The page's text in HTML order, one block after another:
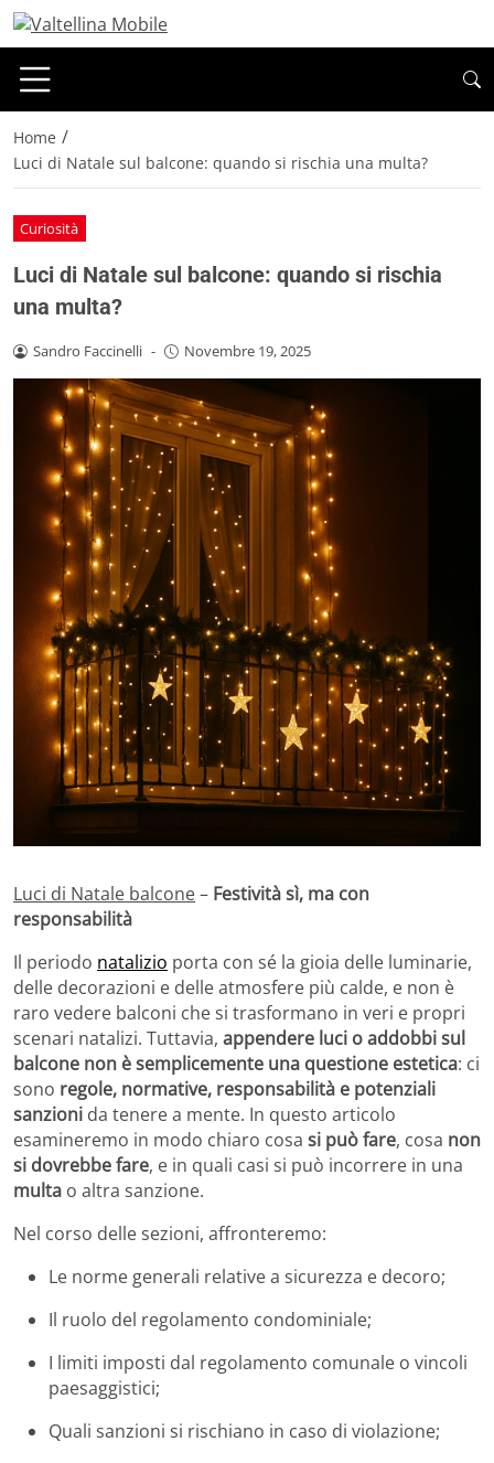
Home /
Luci di Natale sul balcone: quando si rischia una multa?
Curiosità
Luci di Natale sul balcone: quando si rischia
una multa?
Sandro Faccinelli - Novembre 19, 2025
Luci di Natale balcone– Festività sì, ma con
responsabilità
Il periodo natalizio porta con sé la gioia delle luminarie,
delle decorazioni e delle atmosfere più calde, e non è
raro vedere balconi che si trasformano in veri e propri
scenari natalizi. Tuttavia, appendere luci o addobbi sul
balcone non è semplicemente una questione estetica: ci
sono regole, normative, responsabilità e potenziali
sanzioni da tenere a mente. In questo articolo
esamineremo in modo chiaro cosa si può fare, cosa non
si dovrebbe fare, e in quali casi si può incorrere in una
multa o altra sanzione.
Nel corso delle sezioni, affronteremo:
Le norme generali relative a sicurezza e decoro;
Il ruolo del regolamento condominiale;
I limiti imposti dal regolamento comunale o vincoli
paesaggistici;
Quali sanzioni si rischiano in caso di violazione;